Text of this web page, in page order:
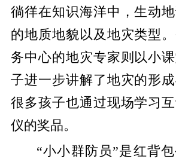
徜徉在知识海洋中，生动
的地质地貌以及地灾类型
务中心的地灾专家则以小
子进一步讲解了地灾的形成
很多孩子也通过现场学习
仪的奖品。
“小小群防员”是红背包